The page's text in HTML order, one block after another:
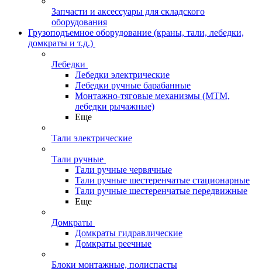
Запчасти и аксессуары для складского
оборудования
Грузоподъемное оборудование (краны, тали, лебедки,
домкраты и т.д.)
Лебедки
Лебедки электрические
Лебедки ручные барабанные
Монтажно-тяговые механизмы (МТМ,
лебедки рычажные)
Еще
Тали электрические
Тали ручные
Тали ручные червячные
Тали ручные шестеренчатые стационарные
Тали ручные шестеренчатые передвижные
Еще
Домкраты
Домкраты гидравлические
Домкраты реечные
Блоки монтажные, полиспасты